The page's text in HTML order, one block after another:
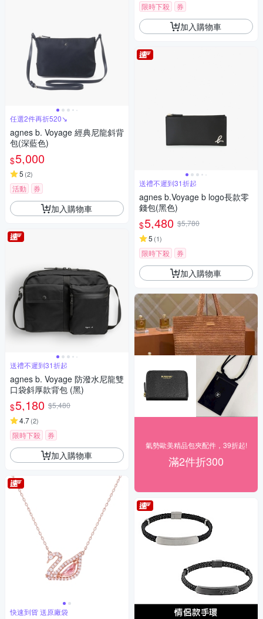
任選2件再折520↘
agnes b. Voyage 經典尼龍斜背
包(深藍色)
$5,000
5 (2)
活動 券
加入購物車
送禮不遲到31折起
agnes b. Voyage 防潑水尼龍雙
口袋斜厚款背包 (黑)
$5,180 $5,480
4.7(2)
限時下殺 券
加入購物車
快速到貨 送原廠袋
限時下殺
券
加入購物車
送禮不遲到31折起
agnes b.Voyage b logo長款零
錢包(黑色)
$5,480 $5,780
5 (1)
限時下殺 券
加入購物車
氣勢歐美精品包夾配件，39折起!
滿2件折300